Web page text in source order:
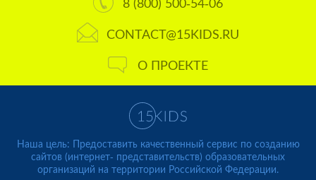
CONTACT@15KIDS.RU
О ПРОЕКТЕ
Наша цель: Предоставить качественный сервис по созданию
сайтов (интернет- представительств) образовательных
организаций на территории Российской Федерации.